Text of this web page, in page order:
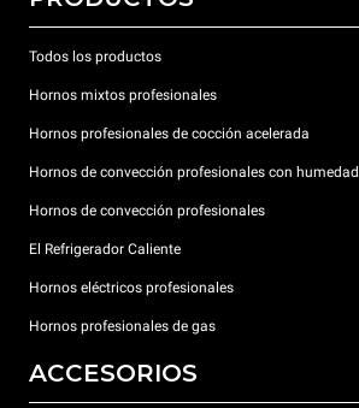
Todos los productos
Hornos mixtos profesionales
Hornos profesionales de cocción acelerada
Hornos de convección profesionales con humedad
Hornos de convección profesionales
El Refrigerador Caliente
Hornos eléctricos profesionales
Hornos profesionales de gas
ACCESORIOS